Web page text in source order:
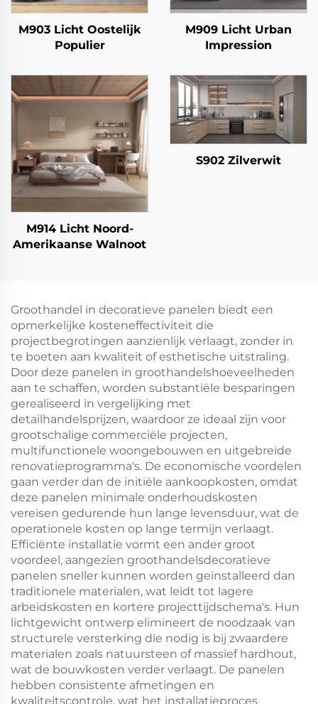
M903 Licht Oostelijk
Populier
M909 Licht Urban
Impression
M914 Licht Noord-
Amerikaanse Walnoot
S902 Zilverwit
Groothandel in decoratieve panelen biedt een
opmerkelijke kosteneffectiviteit die
projectbegrotingen aanzienlijk verlaagt, zonder in
te boeten aan kwaliteit of esthetische uitstraling.
Door deze panelen in groothandelshoeveelheden
aan te schaffen, worden substantiële besparingen
gerealiseerd in vergelijking met
detailhandelsprijzen, waardoor ze ideaal zijn voor
grootschalige commerciële projecten,
multifunctionele woongebouwen en uitgebreide
renovatieprogramma's. De economische voordelen
gaan verder dan de initiële aankoopkosten, omdat
deze panelen minimale onderhoudskosten
vereisen gedurende hun lange levensduur, wat de
operationele kosten op lange termijn verlaagt.
Efficiënte installatie vormt een ander groot
voordeel, aangezien groothandelsdecoratieve
panelen sneller kunnen worden geïnstalleerd dan
traditionele materialen, wat leidt tot lagere
arbeidskosten en kortere projecttijdschema's. Hun
lichtgewicht ontwerp elimineert de noodzaak van
structurele versterking die nodig is bij zwaardere
materialen zoals natuursteen of massief hardhout,
wat de bouwkosten verder verlaagt. De panelen
hebben consistente afmetingen en
kwaliteitscontrole, wat het installatieproces